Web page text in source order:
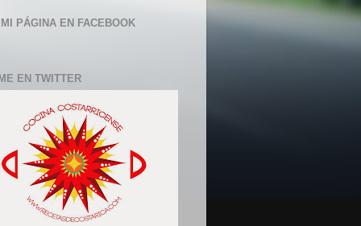
PÁGINA EN FACEBOOK
EN TWITTER